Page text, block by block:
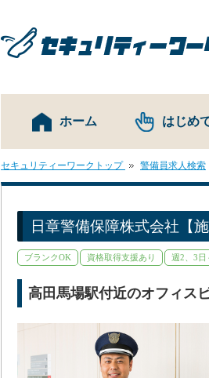
ホーム はじめ
セキュリティーワークトップ 警備員求人検索
日章警備保障株式会社【
ブランクOK 資格取得支援あり 週2、3日
高田馬場駅付近のオフィス